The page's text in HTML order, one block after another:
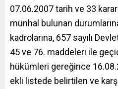
07.06.2007 tarih ve 33
münhal bulunan
kadrolarına, 657 sayılı
45 ve 76. maddeleri ile
hükümleri gereğince
ekli listede belirtilen ve